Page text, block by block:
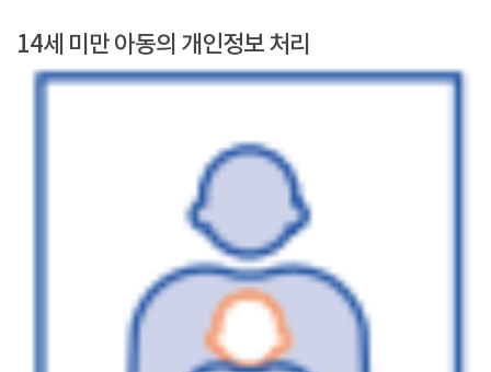
14세 미만 아동의 개인정보 처리